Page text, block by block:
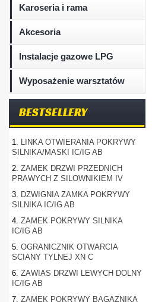
Karoseria i rama
Akcesoria
Instalacje gazowe LPG
Wyposażenie warsztatów
BESTSELLERY
1. LINKA OTWIERANIA POKRYWY
SILNIKA/MASKI IC/IG AB
2. ZAMEK DRZWI PRZEDNICH
PRAWYCH Z SILOWNIKIEM IV
3. DZWIGNIA ZAMKA POKRYWY
SILNIKA IC/IG AB
4. ZAMEK POKRYWY SILNIKA
IC/IG AB
5. OGRANICZNIK OTWARCIA
SCIANY TYLNEJ XN C
6. ZAWIAS DRZWI LEWYCH DOLNY
IC/IG AB
7. ZAMEK POKRYWY BAGAZNIKA